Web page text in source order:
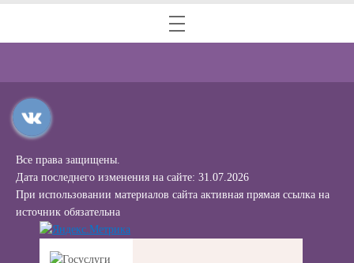
Все права защищены.
Дата последнего изменения на сайте: 31.07.2026
При использовании материалов сайта активная прямая ссылка на
источник обязательна